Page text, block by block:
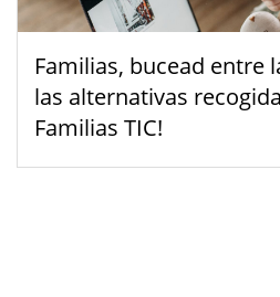
Familias, bucead entre
las alternativas
Familias TIC!